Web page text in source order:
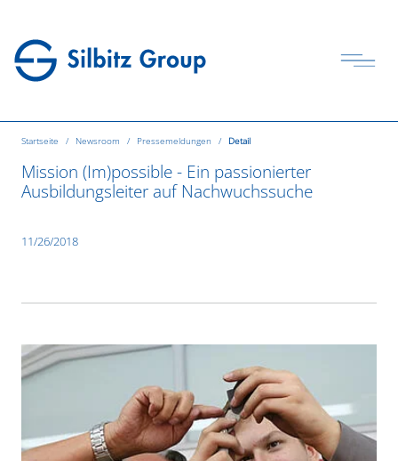
Startseite Newsroom Pressemeldungen Detail
Mission (Im)possible - Ein passionierter
Ausbildungsleiter auf Nachwuchssuche
11/26/2018